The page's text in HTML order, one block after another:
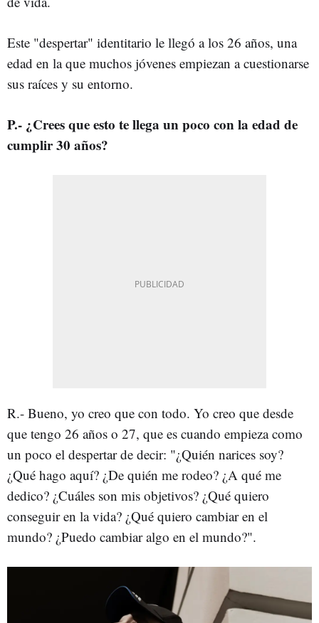
Este "despertar" identitario le llegó a los 26 años, una
edad en la que muchos jóvenes empiezan a cuestionarse
sus raíces y su entorno.
P.- ¿Crees que esto te llega un poco con la edad de
cumplir 30 años?
R.- Bueno, yo creo que con todo. Yo creo que desde
que tengo 26 años o 27, que es cuando empieza como
un poco el despertar de decir: "¿Quién narices soy?
¿Qué hago aquí? ¿De quién me rodeo? ¿A qué me
dedico? ¿Cuáles son mis objetivos? ¿Qué quiero
conseguir en la vida? ¿Qué quiero cambiar en el
mundo? ¿Puedo cambiar algo en el mundo?".